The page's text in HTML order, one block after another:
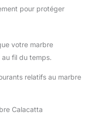
pour protéger
votre marbre
fil du temps.
relatifs au marbre
Calacatta